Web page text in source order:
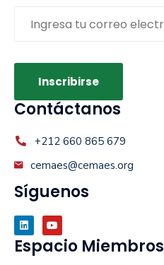
Contáctanos
+212 660 865 679
cemaes@cemaes.org
Síguenos
Espacio Miembros